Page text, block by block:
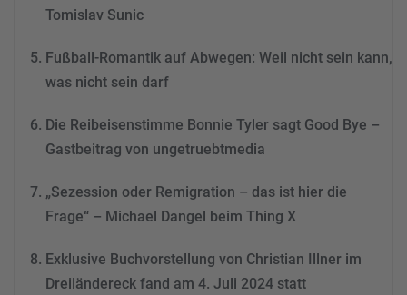
Tomislav Sunic
Fußball-Romantik auf Abwegen: Weil nicht sein kann,
was nicht sein darf
Die Reibeisenstimme Bonnie Tyler sagt Good Bye –
Gastbeitrag von ungetruebtmedia
„Sezession oder Remigration – das ist hier die
Frage“ – Michael Dangel beim Thing X
Exklusive Buchvorstellung von Christian Illner im
Dreiländereck fand am 4. Juli 2024 statt